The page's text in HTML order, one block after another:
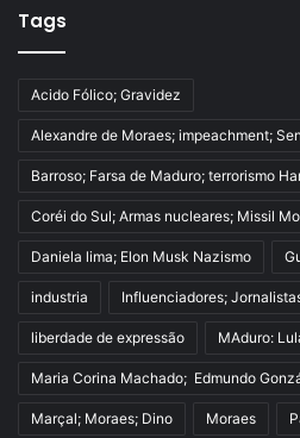
Tags
Acido Fólico; Gravidez
Alexandre de Moraes; impeachment;
Barroso; Farsa de Maduro; terrorismo
Coréi do Sul; Armas nucleares; Missil
Daniela lima; Elon Musk Nazismo
industria Influenciadores;
liberdade de expressão MAduro:
Maria Corina Machado; Edmundo
Marçal; Moraes; Dino Moraes